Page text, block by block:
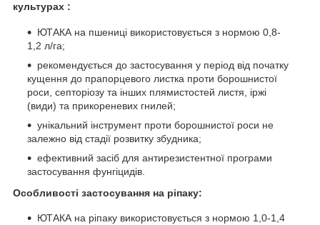
культурах :
ЮТАКА на пшениці використовується з нормою 0,8-
1,2 л/га;
рекомендується до застосування у період від початку
кущення до прапорцевого листка проти борошнистої
роси, септоріозу та інших плямистостей листя, іржі
(види) та прикореневих гнилей;
унікальний інструмент проти борошнистої роси не
залежно від стадії розвитку збудника;
ефективний засіб для антирезистентної програми
застосування фунгіцидів.
Особливості застосування на ріпаку:
ЮТАКА на ріпаку використовується з нормою 1,0-1,4